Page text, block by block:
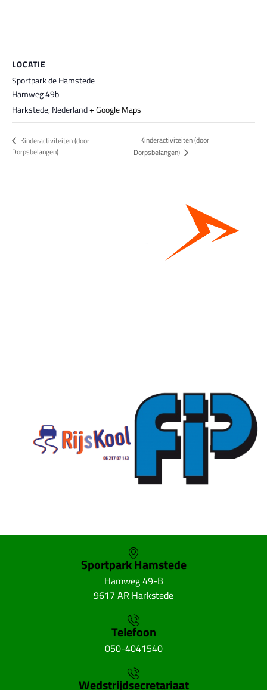
LOCATIE
Sportpark de Hamstede
Hamweg 49b
Harkstede,Nederland+ Google Maps
Kinderactiviteiten (door
Dorpsbelangen)
Kinderactiviteiten (door
Dorpsbelangen)
Sportpark Hamstede
Hamweg 49-B
9617 AR Harkstede
Telefoon
050-4041540
Wedstrijdsecretariaat